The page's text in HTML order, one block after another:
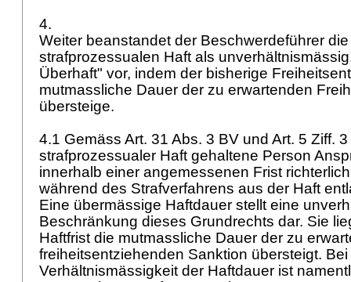
4.
Weiter beanstandet der Beschwerdeführer
strafprozessualen Haft als
Überhaft" vor, indem der bisherige
mutmassliche Dauer der zu erwartenden
übersteige.
4.1 Gemäss Art. 31 Abs. 3 BV und Art. 5 Ziff.
strafprozessualer Haft gehaltene Person
innerhalb einer angemessenen Frist
während des Strafverfahrens aus der Haft
Eine übermässige Haftdauer stellt eine
Beschränkung dieses Grundrechts dar. Sie
Haftfrist die mutmassliche Dauer der zu
freiheitsentziehenden Sanktion übersteigt.
Verhältnismässigkeit der Haftdauer ist